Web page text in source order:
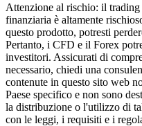
Attenzione al rischio: il
finanziaria è altamente
questo prodotto, potresti
Pertanto, i CFD e il Forex
investitori. Assicurati di
necessario, chiedi una
contenute in questo sito web
Paese specifico e non sono
la distribuzione o l'utilizzo di
con le leggi, i requisiti e i